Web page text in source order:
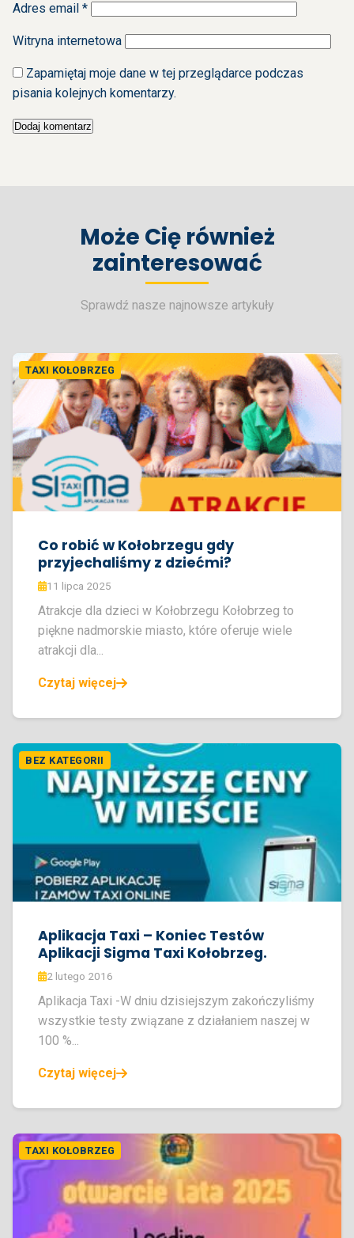
Adres email *
Witryna internetowa
Zapamiętaj moje dane w tej przeglądarce podczas
pisania kolejnych komentarzy.
Może Cię również
zainteresować
Sprawdź nasze najnowsze artykuły
TAXI KOŁOBRZEG
Co robić w Kołobrzegu gdy
przyjechaliśmy z dziećmi?
11 lipca 2025
Atrakcje dla dzieci w Kołobrzegu Kołobrzeg to
piękne nadmorskie miasto, które oferuje wiele
atrakcji dla...
Czytaj więcej
BEZ KATEGORII
Aplikacja Taxi – Koniec Testów
Aplikacji Sigma Taxi Kołobrzeg.
2 lutego 2016
Aplikacja Taxi -W dniu dzisiejszym zakończyliśmy
wszystkie testy związane z działaniem naszej w
100 %...
Czytaj więcej
TAXI KOŁOBRZEG